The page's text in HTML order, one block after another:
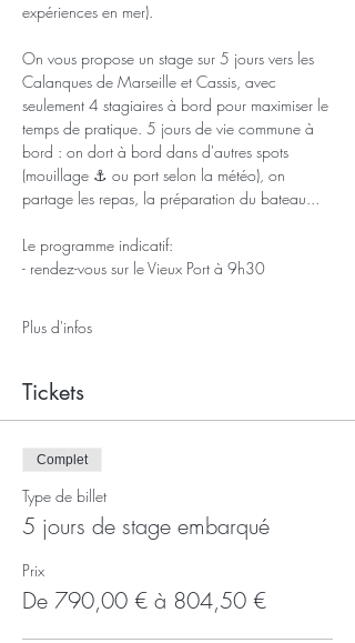
expériences en mer).
On vous propose un stage sur 5 jours vers les
Calanques de Marseille et Cassis, avec
seulement 4 stagiaires à bord pour maximiser le
temps de pratique. 5 jours de vie commune à
bord : on dort à bord dans d'autres spots
(mouillage ⚓ ou port selon la météo), on
partage les repas, la préparation du bateau...
Le programme indicatif:
- rendez-vous sur le Vieux Port à 9h30
Plus d'infos
Tickets
Complet
Type de billet
5 jours de stage embarqué
Prix
De 790,00 € à 804,50 €